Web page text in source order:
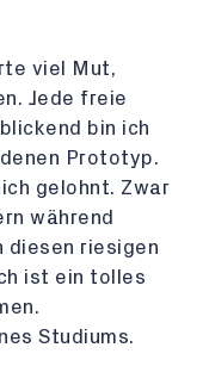
viel Mut,
Jede freie
bin ich
Prototyp.
gelohnt. Zwar
während
diesen riesigen
ist ein tolles
Studiums.